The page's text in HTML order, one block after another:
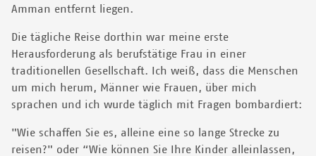
Amman entfernt liegen.
Die tägliche Reise dorthin war meine erste
Herausforderung als berufstätige Frau in einer
traditionellen Gesellschaft. Ich weiß, dass die Menschen
um mich herum, Männer wie Frauen, über mich
sprachen und ich wurde täglich mit Fragen bombardiert:
"Wie schaffen Sie es, alleine eine so lange Strecke zu
reisen?" oder “Wie können Sie Ihre Kinder alleinlassen,